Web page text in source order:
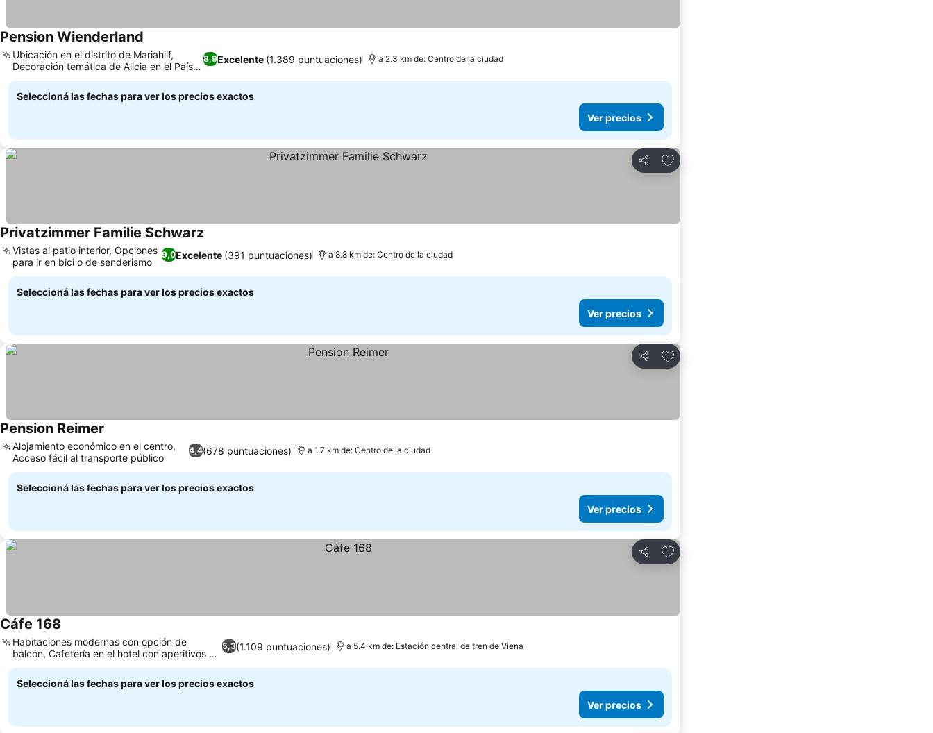
Pension Wienderland
8,9Excelente (1.389 puntuaciones)
Ubicación en el distrito de Mariahilf,
Decoración temática de Alicia en el País
de las Maravillas
a 2.3 km de: Centro de la ciudad
Seleccioná las fechas para ver los precios exactos
Ver precios
Compartir
Añadir a favoritos
Privatzimmer Familie SchwarzVer precios
9,0Excelente (391 puntuaciones)
Vistas al patio interior, Opciones
para ir en bici o de senderismo
a 8.8 km de: Centro de la ciudad
Seleccioná las fechas para ver los precios exactos
Ver precios
Compartir
Añadir a favoritos
Pension Reimer
4,4(678 puntuaciones)
Alojamiento económico en el centro,
Acceso fácil al transporte público
a 1.7 km de: Centro de la ciudad
Seleccioná las fechas para ver los precios exactos
Ver precios
Compartir
Añadir a favoritos
Cáfe 168
5,3(1.109 puntuaciones)
Habitaciones modernas con opción de
balcón, Cafetería en el hotel con aperitivos y
bebidas
a 5.4 km de: Estación central de tren de Viena
Seleccioná las fechas para ver los precios exactos
Ver precios